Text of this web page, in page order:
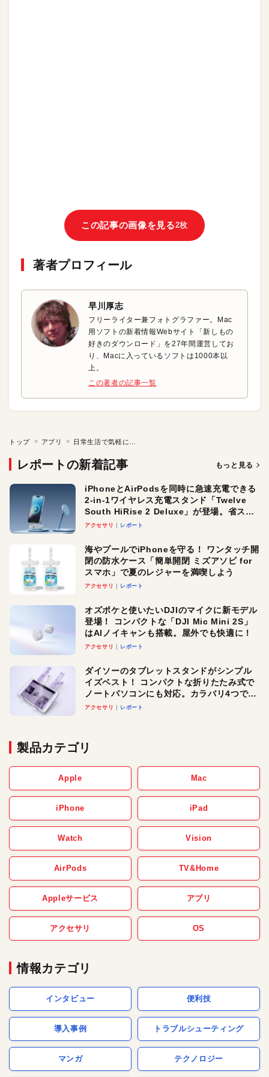
この記事の画像を見る2枚
著者プロフィール
早川厚志
フリーライター兼フォトグラファー。Mac
用ソフトの新着情報Webサイト「新しもの
好きのダウンロード」を27年間運営してお
り、Macに入っているソフトは1000本以
上。
この著者の記事一覧
トップ アプリ
レポートの新着記事 もっと見る
iPhoneとAirPodsを同時に急速充電できる
2-in-1ワイヤレス充電スタンド「Twelve
South HiRise 2 Deluxe」が登場。省スペ
ースでおしゃれに充電したい人にオスス
アクセサリ レポート
海やプールでiPhoneを守る！ ワンタッチ開
閉の防水ケース「簡単開閉 ミズアソビ for
スマホ」で夏のレジャーを満喫しよう
アクセサリ レポート
オズポケと使いたいDJIのマイクに新モデル
登場！ コンパクトな「DJI Mic Mini 2S」
はAIノイキャンも搭載。屋外でも快適に！
アクセサリ レポート
ダイソーのタブレットスタンドがシンプル
イズベスト！ コンパクトな折りたたみ式で
ノートパソコンにも対応。カラバリ4つで選
べる楽しさも
アクセサリ レポート
製品カテゴリ
Apple Mac
iPhone iPad
Watch Vision
AirPods TV&Home
Appleサービス アプリ
アクセサリ OS
情報カテゴリ
インタビュー 便利技
導入事例 トラブルシューティング
マンガ テクノロジー